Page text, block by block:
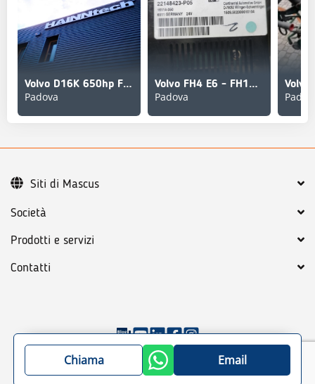
Volvo D16K 650hp FH16 EURO 6
Padova
Volvo FH4 E6 - FH13 FH16
Padova
Società
Prodotti e servizi
Contatti
©2026 Mascus
Condizioni generali
Trattamento dei dati personali
Mappa del sito
Siti di Mascus
Chiama Email